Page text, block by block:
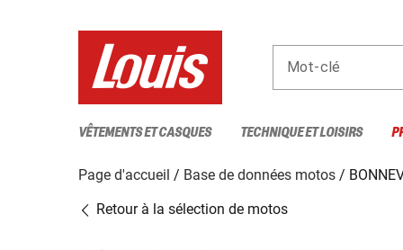
Mot-clé
VÊTEMENTS ET CASQUES TECHNIQUE ET LOISIRS
Page d'accueil Base de données motos
Retour à la sélection de motos